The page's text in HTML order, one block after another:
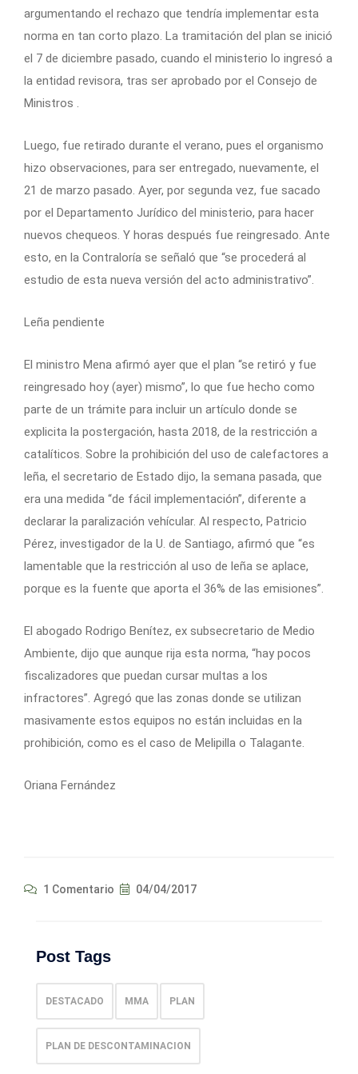
argumentando el rechazo que tendría implementar esta
norma en tan corto plazo. La tramitación del plan se inició
el 7 de diciembre pasado, cuando el ministerio lo ingresó a
la entidad revisora, tras ser aprobado por el Consejo de
Ministros .
Luego, fue retirado durante el verano, pues el organismo
hizo observaciones, para ser entregado, nuevamente, el
21 de marzo pasado. Ayer, por segunda vez, fue sacado
por el Departamento Jurídico del ministerio, para hacer
nuevos chequeos. Y horas después fue reingresado. Ante
esto, en la Contraloría se señaló que “se procederá al
estudio de esta nueva versión del acto administrativo”.
Leña pendiente
El ministro Mena afirmó ayer que el plan “se retiró y fue
reingresado hoy (ayer) mismo”, lo que fue hecho como
parte de un trámite para incluir un artículo donde se
explicita la postergación, hasta 2018, de la restricción a
catalíticos. Sobre la prohibición del uso de calefactores a
leña, el secretario de Estado dijo, la semana pasada, que
era una medida “de fácil implementación”, diferente a
declarar la paralización vehícular. Al respecto, Patricio
Pérez, investigador de la U. de Santiago, afirmó que “es
lamentable que la restricción al uso de leña se aplace,
porque es la fuente que aporta el 36% de las emisiones”.
El abogado Rodrigo Benítez, ex subsecretario de Medio
Ambiente, dijo que aunque rija esta norma, “hay pocos
fiscalizadores que puedan cursar multas a los
infractores”. Agregó que las zonas donde se utilizan
masivamente estos equipos no están incluidas en la
prohibición, como es el caso de Melipilla o Talagante.
Oriana Fernández
1 Comentario 04/04/2017
Post Tags
DESTACADO MMA PLAN
PLAN DE DESCONTAMINACION